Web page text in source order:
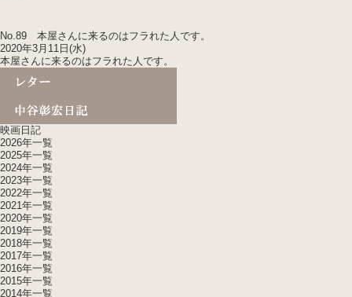
No.89 本屋さんに来るのはフラれた人です。
2020年3月11日(水)
本屋さんに来るのはフラれた人です。
映画日記
2026年一覧
2025年一覧
2024年一覧
2023年一覧
2022年一覧
2021年一覧
2020年一覧
2019年一覧
2018年一覧
2017年一覧
2016年一覧
2015年一覧
2014年一覧